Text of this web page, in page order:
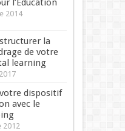
l’Education
2014
la
de votre
learning
dispositif
avec le
2012